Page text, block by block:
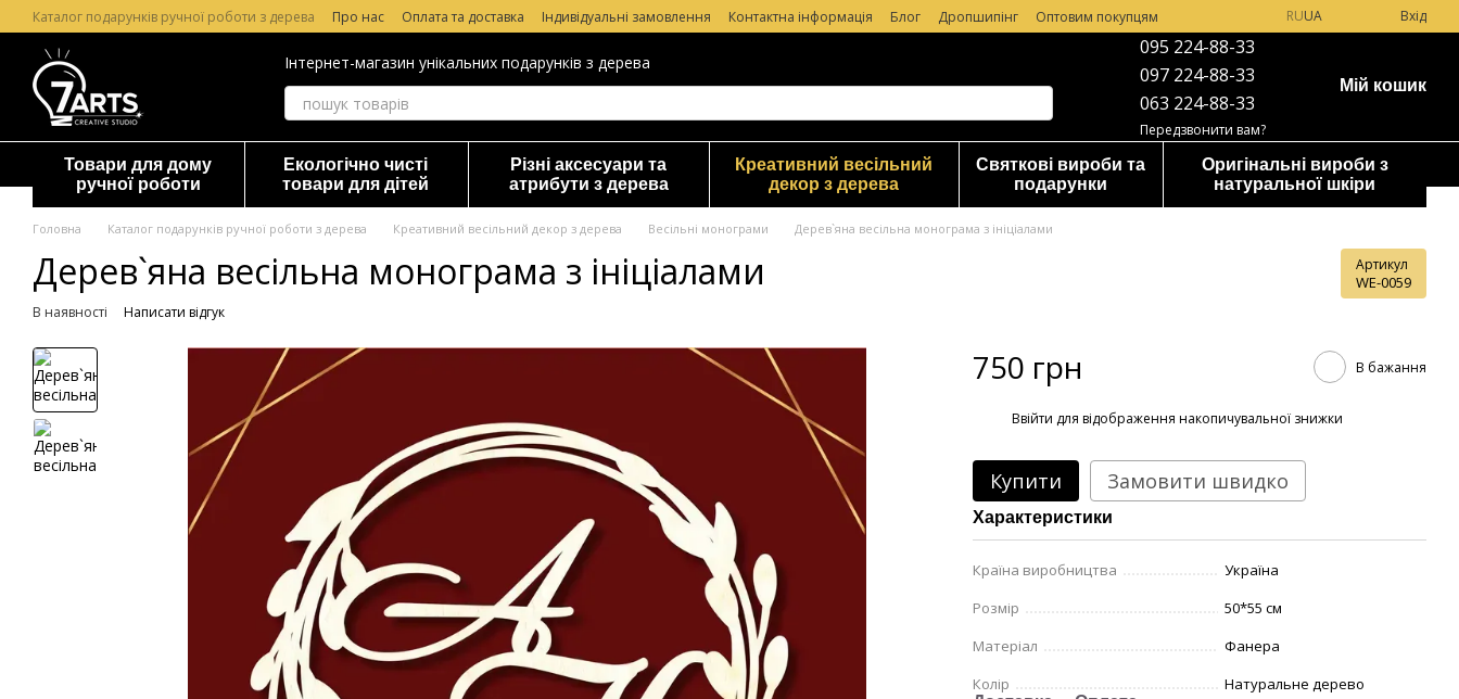
Перейти до основного контенту
Каталог подарунків ручної роботи з дерева Про нас Оплата та доставка Індивідуальні замовлення Контактна інформація Блог Дропшипінг
Оптовим покупцям
Лазерне гравірування по дереву
Гарантія та повернення Відгуки про магазин
RUUA Вхід
Інтернет-магазин унікальних подарунків з дерева
095 224-88-33
097 224-88-33
063 224-88-33
Передзвонити вам?
Мій кошик
Товари для дому
ручної роботи
Екологічно чисті
товари для дітей
Різні аксесуари та
атрибути з дерева
Креативний весільний
декор з дерева
Святкові вироби та
подарунки
Оригінальні вироби з
натуральної шкіри
Головна Каталог подарунків ручної роботи з дерева Креативний весільний декор з дерева Весільні монограми Дерев`яна весільна монограма з ініціалами
Дерев`яна весільна монограма з ініціалами Артикул
WE-0059
В наявності Написати відгук
750 грн В бажання
Ввійти для відображення накопичувальної знижки
Купити Замовити швидко
Характеристики
Країна виробництва
Україна
Розмір
50*55 см
Матеріал
Фанера
Колір
Натуральне дерево